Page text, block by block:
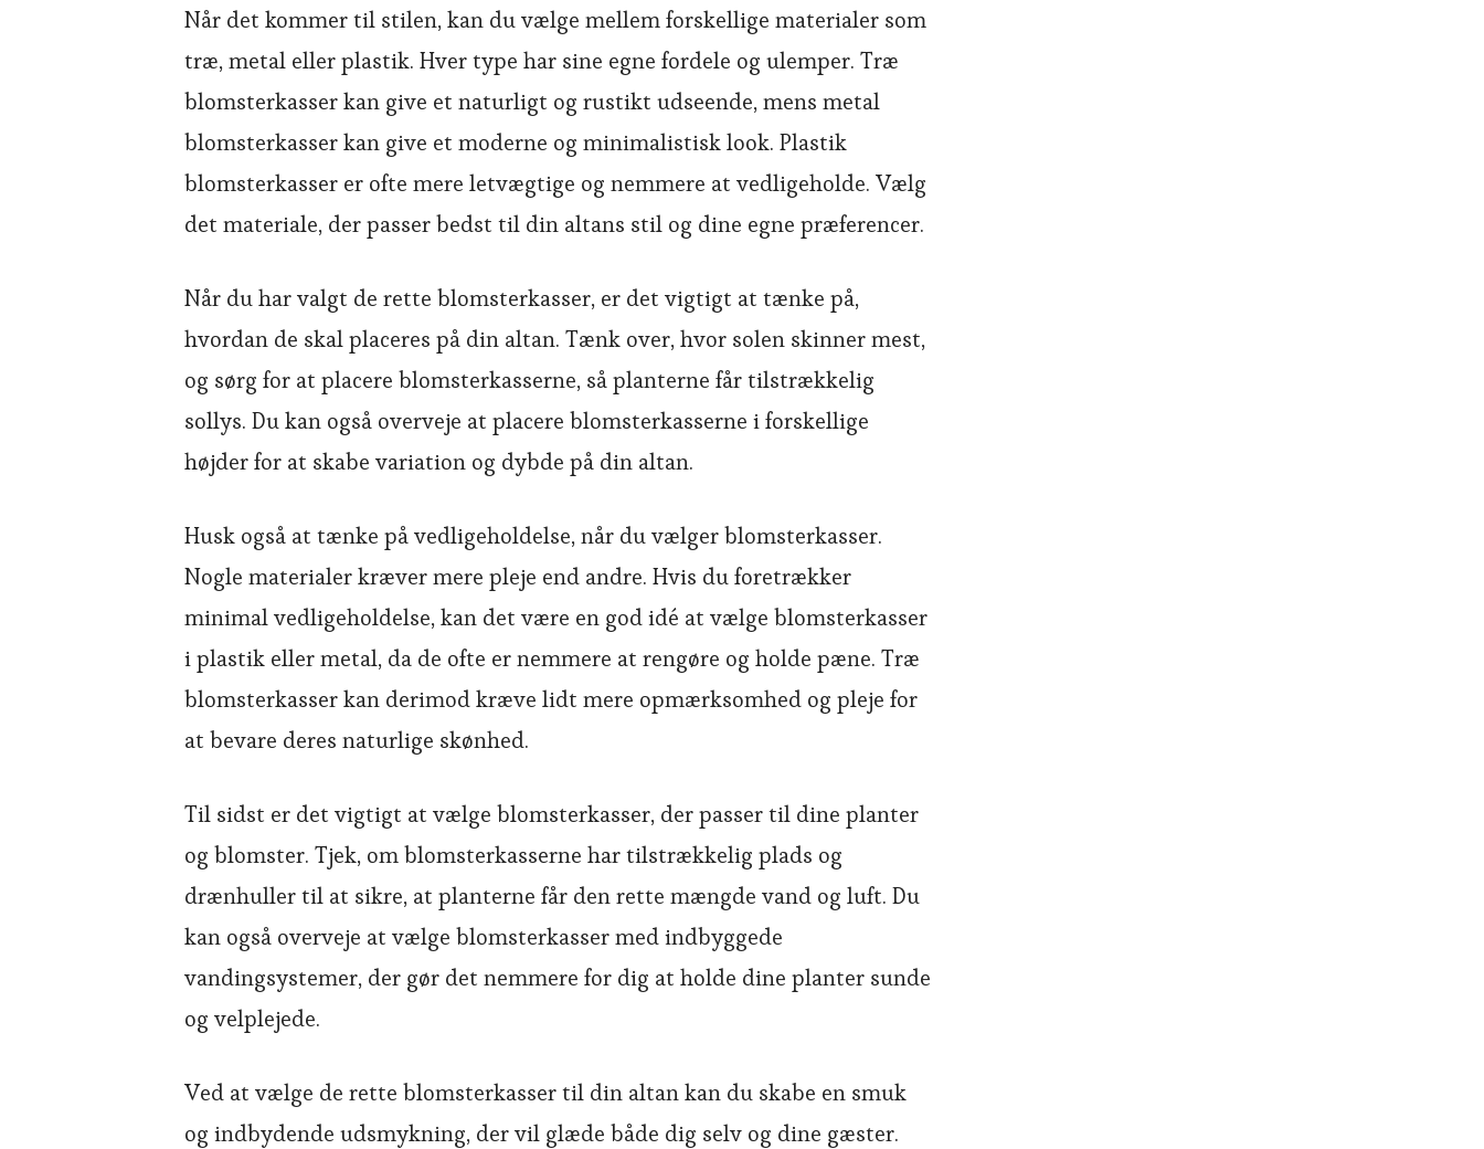
Når det kommer til stilen, kan du vælge mellem forskellige materialer som
træ, metal eller plastik. Hver type har sine egne fordele og ulemper. Træ
blomsterkasser kan give et naturligt og rustikt udseende, mens metal
blomsterkasser kan give et moderne og minimalistisk look. Plastik
blomsterkasser er ofte mere letvægtige og nemmere at vedligeholde. Vælg
det materiale, der passer bedst til din altans stil og dine egne præferencer.
Når du har valgt de rette blomsterkasser, er det vigtigt at tænke på,
hvordan de skal placeres på din altan. Tænk over, hvor solen skinner mest,
og sørg for at placere blomsterkasserne, så planterne får tilstrækkelig
sollys. Du kan også overveje at placere blomsterkasserne i forskellige
højder for at skabe variation og dybde på din altan.
Husk også at tænke på vedligeholdelse, når du vælger blomsterkasser.
Nogle materialer kræver mere pleje end andre. Hvis du foretrækker
minimal vedligeholdelse, kan det være en god idé at vælge blomsterkasser
i plastik eller metal, da de ofte er nemmere at rengøre og holde pæne. Træ
blomsterkasser kan derimod kræve lidt mere opmærksomhed og pleje for
at bevare deres naturlige skønhed.
Til sidst er det vigtigt at vælge blomsterkasser, der passer til dine planter
og blomster. Tjek, om blomsterkasserne har tilstrækkelig plads og
drænhuller til at sikre, at planterne får den rette mængde vand og luft. Du
kan også overveje at vælge blomsterkasser med indbyggede
vandingsystemer, der gør det nemmere for dig at holde dine planter sunde
og velplejede.
Ved at vælge de rette blomsterkasser til din altan kan du skabe en smuk
og indbydende udsmykning, der vil glæde både dig selv og dine gæster.